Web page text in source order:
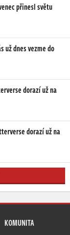
přinesl světu
už dnes vezme do
dorazí už na
dorazí už na
KOMUNITA